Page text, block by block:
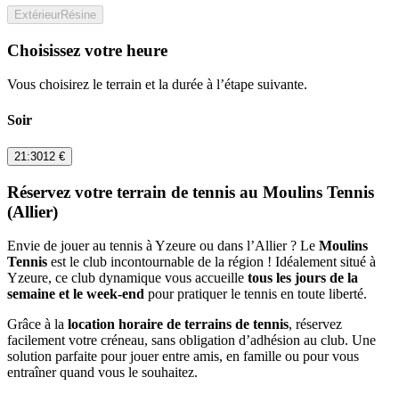
ExtérieurRésine
Choisissez votre heure
Vous choisirez le terrain et la durée à l’étape suivante.
Soir
21:3012 €
Réservez votre terrain de tennis au Moulins Tennis
(Allier)
Envie de jouer au tennis à Yzeure ou dans l’Allier ? Le Moulins
Tennis est le club incontournable de la région ! Idéalement situé à
Yzeure, ce club dynamique vous accueille tous les jours de la
semaine et le week-end pour pratiquer le tennis en toute liberté.
Grâce à la location horaire de terrains de tennis, réservez
facilement votre créneau, sans obligation d’adhésion au club. Une
solution parfaite pour jouer entre amis, en famille ou pour vous
entraîner quand vous le souhaitez.